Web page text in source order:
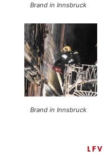
Brand in Innsbruck
Brand in Innsbruck